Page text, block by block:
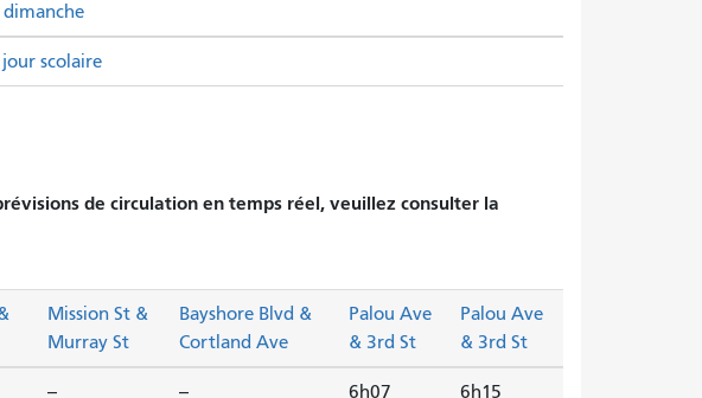
dimanche
scolaire
de circulation en temps réel, veuillez consulter la
Mission St &
Murray St
Bayshore Blvd &
Cortland Ave
Palou Ave
& 3rd St
Palou Ave
& 3rd St
-- -- 6h07 6h15